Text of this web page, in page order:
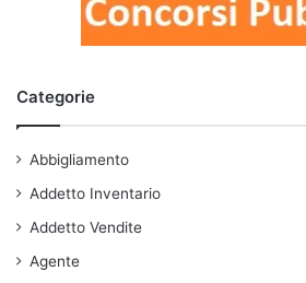
Categorie
Abbigliamento
Addetto Inventario
Addetto Vendite
Agente